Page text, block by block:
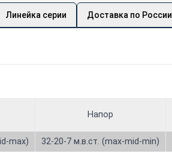
Линейка серии Доставка по России
Напор
max) 32-20-7 м.в.ст. (max-mid-min)